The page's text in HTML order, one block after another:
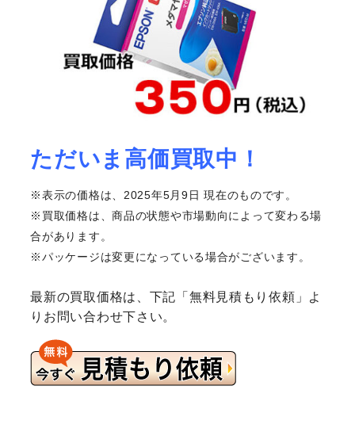
ただいま高価買取中！
※表示の価格は、2025年5月9日 現在のものです。
※買取価格は、商品の状態や市場動向によって変わる場
合があります。
※パッケージは変更になっている場合がございます。
最新の買取価格は、下記「無料見積もり依頼」よ
りお問い合わせ下さい。